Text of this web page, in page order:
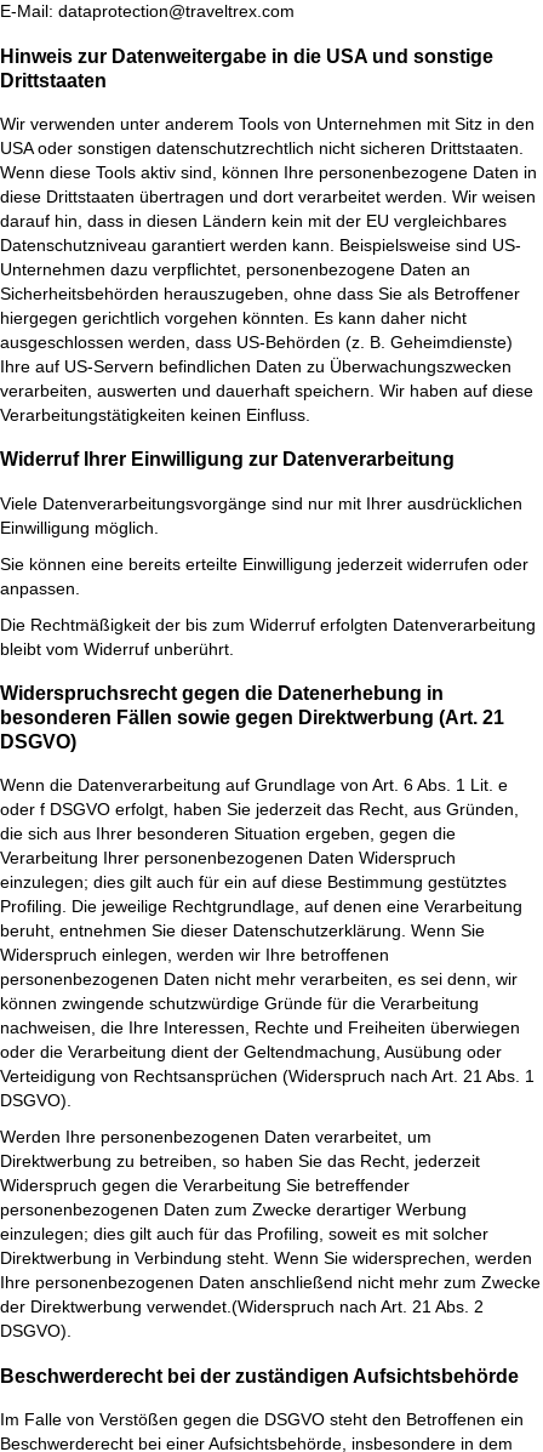
E-Mail: dataprotection@traveltrex.com
Hinweis zur Datenweitergabe in die USA und sonstige
Drittstaaten
Wir verwenden unter anderem Tools von Unternehmen mit Sitz in den
USA oder sonstigen datenschutzrechtlich nicht sicheren Drittstaaten.
Wenn diese Tools aktiv sind, können Ihre personenbezogene Daten in
diese Drittstaaten übertragen und dort verarbeitet werden. Wir weisen
darauf hin, dass in diesen Ländern kein mit der EU vergleichbares
Datenschutzniveau garantiert werden kann. Beispielsweise sind US-
Unternehmen dazu verpflichtet, personenbezogene Daten an
Sicherheitsbehörden herauszugeben, ohne dass Sie als Betroffener
hiergegen gerichtlich vorgehen könnten. Es kann daher nicht
ausgeschlossen werden, dass US-Behörden (z. B. Geheimdienste)
Ihre auf US-Servern befindlichen Daten zu Überwachungszwecken
verarbeiten, auswerten und dauerhaft speichern. Wir haben auf diese
Verarbeitungstätigkeiten keinen Einfluss.
Widerruf Ihrer Einwilligung zur Datenverarbeitung
Viele Datenverarbeitungsvorgänge sind nur mit Ihrer ausdrücklichen
Einwilligung möglich.
Sie können eine bereits erteilte Einwilligung jederzeit widerrufen oder
anpassen.
Die Rechtmäßigkeit der bis zum Widerruf erfolgten Datenverarbeitung
bleibt vom Widerruf unberührt.
Widerspruchsrecht gegen die Datenerhebung in
besonderen Fällen sowie gegen Direktwerbung (Art. 21
DSGVO)
Wenn die Datenverarbeitung auf Grundlage von Art. 6 Abs. 1 Lit. e
oder f DSGVO erfolgt, haben Sie jederzeit das Recht, aus Gründen,
die sich aus Ihrer besonderen Situation ergeben, gegen die
Verarbeitung Ihrer personenbezogenen Daten Widerspruch
einzulegen; dies gilt auch für ein auf diese Bestimmung gestütztes
Profiling. Die jeweilige Rechtgrundlage, auf denen eine Verarbeitung
beruht, entnehmen Sie dieser Datenschutzerklärung. Wenn Sie
Widerspruch einlegen, werden wir Ihre betroffenen
personenbezogenen Daten nicht mehr verarbeiten, es sei denn, wir
können zwingende schutzwürdige Gründe für die Verarbeitung
nachweisen, die Ihre Interessen, Rechte und Freiheiten überwiegen
oder die Verarbeitung dient der Geltendmachung, Ausübung oder
Verteidigung von Rechtsansprüchen (Widerspruch nach Art. 21 Abs. 1
DSGVO).
Werden Ihre personenbezogenen Daten verarbeitet, um
Direktwerbung zu betreiben, so haben Sie das Recht, jederzeit
Widerspruch gegen die Verarbeitung Sie betreffender
personenbezogenen Daten zum Zwecke derartiger Werbung
einzulegen; dies gilt auch für das Profiling, soweit es mit solcher
Direktwerbung in Verbindung steht. Wenn Sie widersprechen, werden
Ihre personenbezogenen Daten anschließend nicht mehr zum Zwecke
der Direktwerbung verwendet.(Widerspruch nach Art. 21 Abs. 2
DSGVO).
Beschwerde­recht bei der zuständigen Aufsichts­behörde
Im Falle von Verstößen gegen die DSGVO steht den Betroffenen ein
Beschwerderecht bei einer Aufsichtsbehörde, insbesondere in dem